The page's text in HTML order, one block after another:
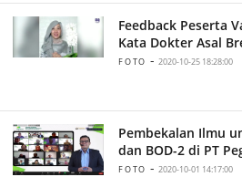
Feedback Peserta
Kata Dokter Asal
FOTO -2020-10-25 18:28:00
Pembekalan Ilmu
dan BOD-2 di PT
FOTO -2020-10-01 14:17:00